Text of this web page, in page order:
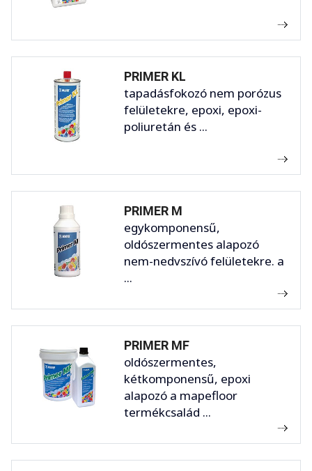
PRIMER KL
tapadásfokozó nem porózus
felületekre, epoxi, epoxi-
poliuretán és ...
PRIMER M
egykomponensű,
oldószermentes alapozó
nem-nedvszívó felületekre. a
...
PRIMER MF
oldószermentes,
kétkomponensű, epoxi
alapozó a mapefloor
termékcsalád ...